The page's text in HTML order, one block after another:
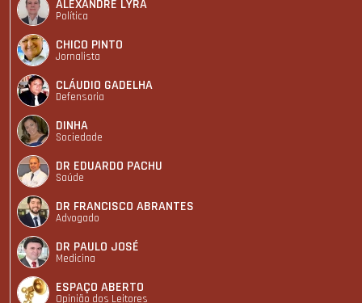
ALEXANDRE LYRA
Política
CHICO PINTO
Jornalista
CLÁUDIO GADELHA
Defensoria
DINHA
Sociedade
DR EDUARDO PACHU
Saúde
DR FRANCISCO ABRANTES
Advogado
DR PAULO JOSÉ
Medicina
ESPAÇO ABERTO
Opinião dos Leitores